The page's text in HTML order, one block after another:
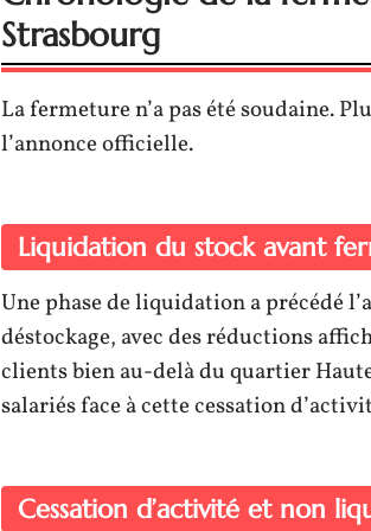
Strasbourg
La fermeture n’a pas été soudaine.
l’annonce officielle.
Liquidation du stock avant
Une phase de liquidation a précédé
déstockage, avec des réductions
clients bien au-delà du quartier
salariés face à cette cessation
Cessation d’activité et non